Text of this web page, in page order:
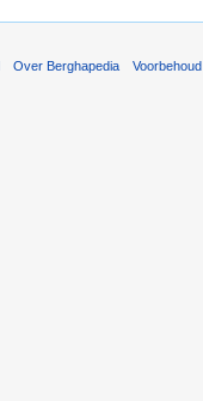
Over Berghapedia Voorbehoud